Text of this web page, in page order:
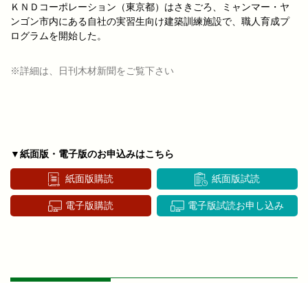
ＫＮＤコーポレーション（東京都）はさきごろ、ミャンマー・ヤ
ンゴン市内にある自社の実習生向け建築訓練施設で、職人育成プ
ログラムを開始した。
※詳細は、日刊木材新聞をご覧下さい
▼紙面版・電子版のお申込みはこちら
紙面版購読 紙面版試読
電子版購読 電子版試読お申し込み